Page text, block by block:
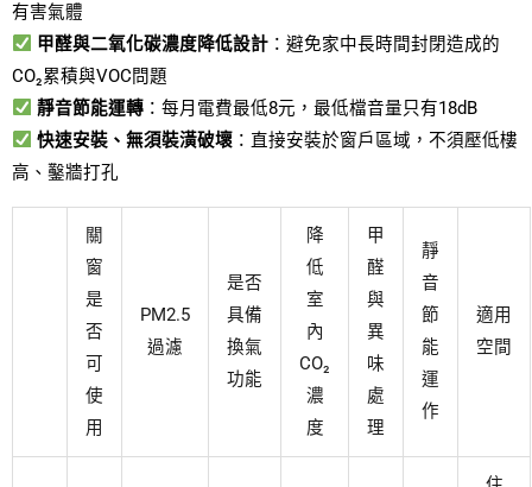
有害氣體
甲醛與二氧化碳濃度降低設計：避免家中長時間封閉造成的
CO₂累積與VOC問題
靜音節能運轉：每月電費最低8元，最低檔音量只有18dB
快速安裝、無須裝潢破壞：直接安裝於窗戶區域，不須壓低樓
高、鑿牆打孔
關
窗
是
否
可
使
用
PM2.5
過濾
是否
具備
換氣
功能
降
低
室
內
CO₂
濃
度
甲
醛
與
異
味
處
理
靜
音
節
能
運
作
適用
空間